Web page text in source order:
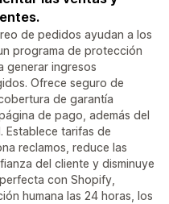
de pedidos ayudan a los
programa de protección
generar ingresos
Ofrece seguro de
de garantía
de pago, además del
Establece tarifas de
reclamos, reduce las
del cliente y disminuye
con Shopify,
humana las 24 horas, los